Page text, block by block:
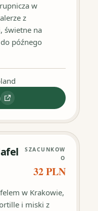
w
z
świetne na
późnego
Kebab - Krupnicza
SZACUNKOW
O
32 PLN
w Krakowie,
i miski z